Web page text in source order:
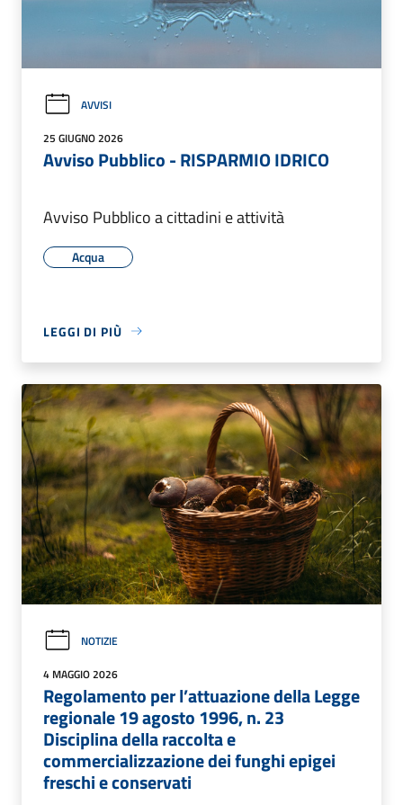
AVVISI
25 GIUGNO 2026
Avviso Pubblico - RISPARMIO IDRICO
Avviso Pubblico a cittadini e attività
Acqua
LEGGI DI PIÙ
NOTIZIE
4 MAGGIO 2026
Regolamento per l’attuazione della Legge
regionale 19 agosto 1996, n. 23
Disciplina della raccolta e
commercializzazione dei funghi epigei
freschi e conservati